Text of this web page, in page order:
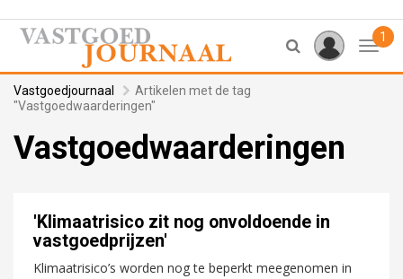
1
Vastgoedjournaal
Artikelen met de tag
"Vastgoedwaarderingen"
Vastgoedwaarderingen
'Klimaatrisico zit nog onvoldoende in
vastgoedprijzen'
Klimaatrisico’s worden nog te beperkt meegenomen in